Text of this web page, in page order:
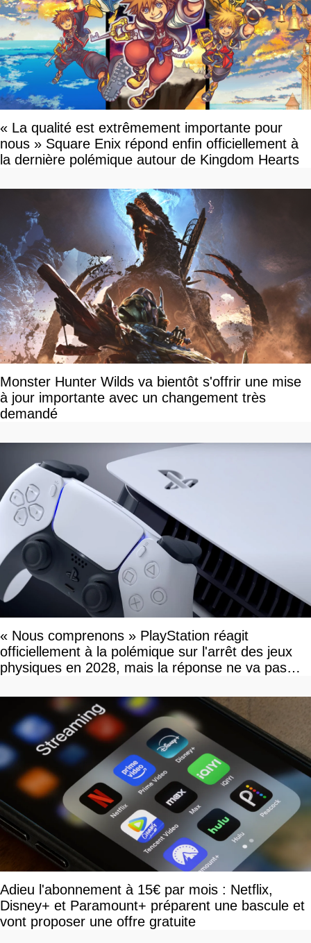
« La qualité est extrêmement importante pour
nous » Square Enix répond enfin officiellement à
la dernière polémique autour de Kingdom Hearts
Monster Hunter Wilds va bientôt s'offrir une mise
à jour importante avec un changement très
demandé
« Nous comprenons » PlayStation réagit
officiellement à la polémique sur l'arrêt des jeux
physiques en 2028, mais la réponse ne va pas
Adieu l'abonnement à 15€ par mois : Netflix,
Disney+ et Paramount+ préparent une bascule et
vont proposer une offre gratuite